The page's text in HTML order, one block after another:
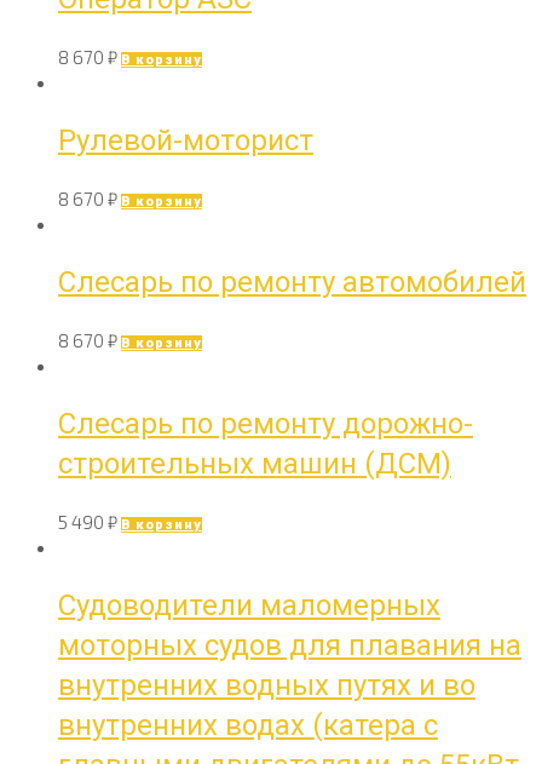
8 670 ₽ В корзину
Рулевой-моторист
8 670 ₽ В корзину
Слесарь по ремонту автомобилей
8 670 ₽ В корзину
Слесарь по ремонту дорожно-
строительных машин (ДСМ)
5 490 ₽ В корзину
Судоводители маломерных
моторных судов для плавания на
внутренних водных путях и во
внутренних водах (катера с